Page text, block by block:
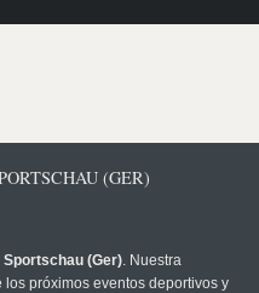
(GER)
Sportschau (Ger). Nuestra
próximos eventos deportivos y